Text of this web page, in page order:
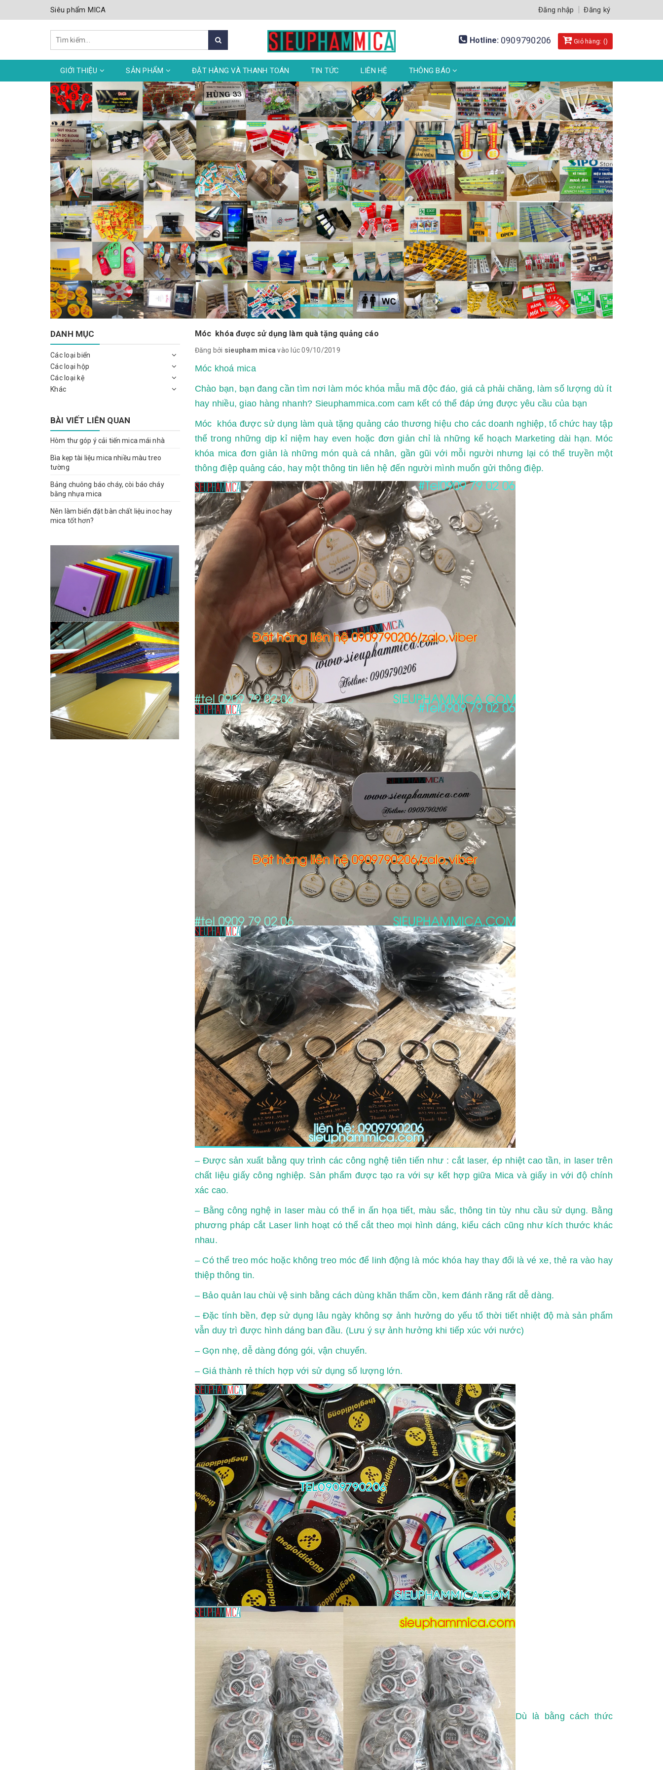
Siêu phẩm MICA Đăng nhập Đăng ký
Hotline: 0909790206 Giỏ hàng: ()
GIỚI THIỆU SẢN PHẨM ĐẶT HÀNG VÀ THANH TOÁN TIN TỨC LIÊN HỆ THÔNG BÁO
Móc khóa được sử dụng làm quà tặng quảng cáo
Đăng bởi sieupham mica vào lúc 09/10/2019
Móc khoá mica
Chào bạn, bạn đang cần tìm nơi làm móc khóa mẫu mã độc đáo, giá cả phải chăng, làm số lượng dù ít
hay nhiều, giao hàng nhanh? Sieuphammica.com cam kết có thể đáp ứng được yêu cầu của bạn
Móc khóa được sử dụng làm quà tặng quảng cáo thương hiệu cho các doanh nghiệp, tổ chức hay tập
thể trong những dịp kỉ niệm hay even hoặc đơn giản chỉ là những kế hoạch Marketing dài hạn. Móc
khóa mica đơn giản là những món quà cá nhân, gần gũi với mỗi người nhưng lại có thể truyền một
thông điệp quảng cáo, hay một thông tin liên hệ đến người mình muốn gửi thông điệp.
– Được sản xuất bằng quy trình các công nghệ tiên tiến như : cắt laser, ép nhiệt cao tần, in laser trên
chất liệu giấy công nghiệp. Sản phẩm được tạo ra với sự kết hợp giữa Mica và giấy in với độ chính
xác cao.
– Bằng công nghệ in laser màu có thể in ấn họa tiết, màu sắc, thông tin tùy nhu cầu sử dụng. Bằng
phương pháp cắt Laser linh hoạt có thể cắt theo mọi hình dáng, kiểu cách cũng như kích thước khác
nhau.
– Có thể treo móc hoặc không treo móc để linh động là móc khóa hay thay đổi là vé xe, thẻ ra vào hay
thiệp thông tin.
– Bảo quản lau chùi vệ sinh bằng cách dùng khăn thấm cồn, kem đánh răng rất dễ dàng.
– Đặc tính bền, đẹp sử dụng lâu ngày không sợ ảnh hưởng do yếu tố thời tiết nhiệt độ mà sản phẩm
vẫn duy trì được hình dáng ban đầu. (Lưu ý sự ảnh hưởng khi tiếp xúc với nước)
– Gọn nhẹ, dễ dàng đóng gói, vận chuyển.
– Giá thành rẻ thích hợp với sử dụng số lượng lớn.
Dù là bằng cách thức
DANH MỤC
Các loại biển
Các loại hộp
Các loại kệ
Khác
BÀI VIẾT LIÊN QUAN
Hòm thư góp ý cải tiến mica mái nhà
Bìa kẹp tài liệu mica nhiều màu treo
tường
Bảng chuông báo cháy, còi báo cháy
bằng nhựa mica
Nên làm biển đặt bàn chất liệu inoc hay
mica tốt hơn?